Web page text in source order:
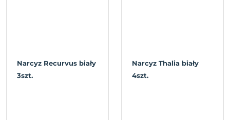
Narcyz Recurvus biały
3szt.
Narcyz Thalia biały
4szt.